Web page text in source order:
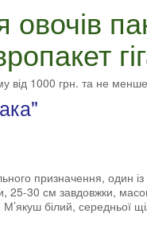
овочів
від 1000 грн. та не
призначення, один
25-30 см завдовжки,
білий, середньої